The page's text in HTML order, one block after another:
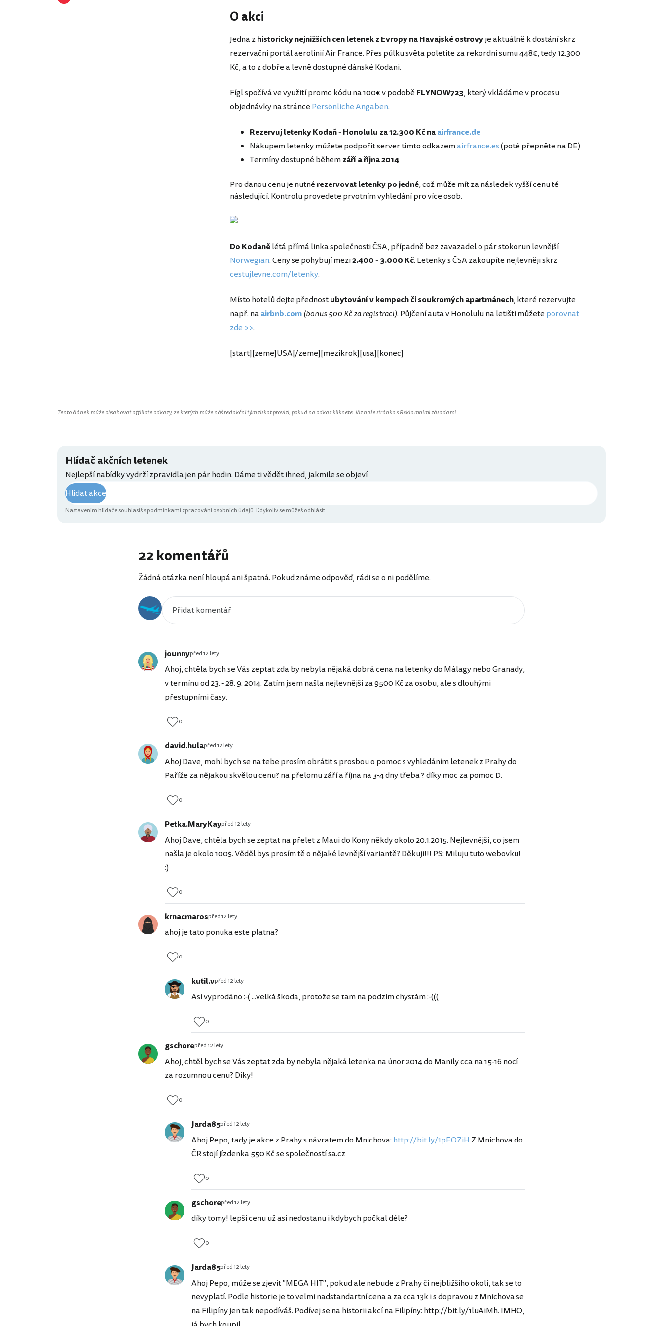
O akci
Jedna zhistoricky nejnižších cen letenek z Evropy na Havajské ostrovyje aktuálně k dostání skrz
rezervační portál aerolinií Air France. Přes půlku světa poletíte za rekordní sumu 448€, tedy 12.300
Kč, a to z dobře a levně dostupné dánské Kodani.
Fígl spočívá ve využití promo kódu na 100€ v podobě FLYNOW723, který vkládáme v procesu
objednávky na stránce Persönliche Angaben.
Rezervuj letenky Kodaň - Honolulu za 12.300 Kč naairfrance.de
Nákupem letenky můžete podpořit server tímto odkazemairfrance.es(poté přepněte na DE)
Termíny dostupné běhemzáří a října 2014
Pro danou cenu je nutné rezervovat letenky po jedné, což může mít za následek vyšší cenu té
následující. Kontrolu provedete prvotním vyhledání pro více osob.
Do Kodanělétá přímá linka společnosti ČSA, případně bez zavazadel o pár stokorun levnější
Norwegian. Ceny se pohybují mezi2.400 - 3.000 Kč. Letenky s ČSA zakoupíte nejlevněji skrz
cestujlevne.com/letenky.
Místo hotelů dejte přednostubytování v kempech či soukromých apartmánech, které rezervujte
např. naairbnb.com(bonus 500 Kč za registraci). Půjčení auta v Honolulu na letišti můžete porovnat
zde >>.
[start][zeme]USA[/zeme][mezikrok][usa][konec]
Tento článek může obsahovat affiliate odkazy, ze kterých může náš redakční tým získat provizi, pokud na odkaz kliknete. Viz naše stránka sReklamními zásadami.
Hlídač akčních letenek
Nejlepší nabídky vydrží zpravidla jen pár hodin. Dáme ti vědět ihned, jakmile se objeví
Hlídat akce
Nastavením hlídače souhlasíš spodmínkami zpracování osobních údajů. Kdykoliv se můžeš odhlásit.
22 komentářů
Žádná otázka není hloupá ani špatná. Pokud známe odpověď, rádi se o ni podělíme.
jounnypřed 12 lety
Ahoj, chtěla bych se Vás zeptat zda by nebyla nějaká dobrá cena na letenky do Málagy nebo Granady,
v termínu od 23. - 28. 9. 2014. Zatím jsem našla nejlevnější za 9500 Kč za osobu, ale s dlouhými
přestupními časy.
0
david.hulapřed 12 lety
Ahoj Dave, mohl bych se na tebe prosím obrátit s prosbou o pomoc s vyhledáním letenek z Prahy do
Paříže za nějakou skvělou cenu? na přelomu září a října na 3-4 dny třeba ? díky moc za pomoc D.
0
Petka.MaryKaypřed 12 lety
Ahoj Dave, chtěla bych se zeptat na přelet z Maui do Kony někdy okolo 20.1.2015. Nejlevnější, co jsem
našla je okolo 100$. Věděl bys prosím tě o nějaké levnější variantě? Děkuji!!! PS: Miluju tuto webovku!
:)
0
krnacmarospřed 12 lety
ahoj je tato ponuka este platna?
0
kutil.vpřed 12 lety
Asi vyprodáno :-( ...velká škoda, protože se tam na podzim chystám :-(((
0
gschorepřed 12 lety
Ahoj, chtěl bych se Vás zeptat zda by nebyla nějaká letenka na únor 2014 do Manily cca na 15-16 nocí
za rozumnou cenu? Díky!
0
Jarda85před 12 lety
Ahoj Pepo, tady je akce z Prahy s návratem do Mnichova: http://bit.ly/1pEOZiH Z Mnichova do
ČR stojí jízdenka 550 Kč se společností sa.cz
0
gschorepřed 12 lety
díky tomy! lepší cenu už asi nedostanu i kdybych počkal déle?
0
Jarda85před 12 lety
Ahoj Pepo, může se zjevit "MEGA HIT", pokud ale nebude z Prahy či nejbližšího okolí, tak se to
nevyplatí. Podle historie je to velmi nadstandartní cena a za cca 13k i s dopravou z Mnichova se
na Filipíny jen tak nepodíváš. Podívej se na historii akcí na Filipíny: http://bit.ly/1luAiMh. IMHO,